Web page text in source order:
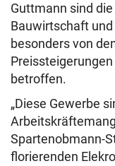
Guttmann sind
Bauwirtschaft
besonders von
betroffen.
„Diese Gewerbe
Spartenobmann-
florierenden